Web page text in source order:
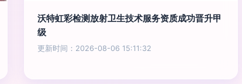
沃特虹彩检测放射卫生技术服务资质成功晋升甲
级
更新时间：2026-08-06 15:11:32